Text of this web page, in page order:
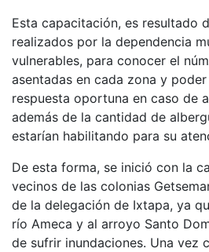
Esta capacitación, es resultado
realizados por la dependencia
vulnerables, para conocer el
asentadas en cada zona y
respuesta oportuna en caso de
además de la cantidad de
estarían habilitando para su
De esta forma, se inició con la
vecinos de las colonias
de la delegación de Ixtapa, ya
río Ameca y al arroyo Santo
de sufrir inundaciones. Una vez